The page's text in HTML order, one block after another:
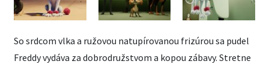
So srdcom vlka a ružovou natupírovanou frizúrou sa pudel
Freddy vydáva za dobrodružstvom a kopou zábavy. Stretne